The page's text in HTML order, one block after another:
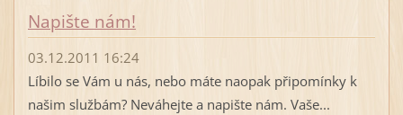
Napište nám!
03.12.2011 16:24
Líbilo se Vám u nás, nebo máte naopak připomínky k
našim službám? Neváhejte a napište nám. Vaše...